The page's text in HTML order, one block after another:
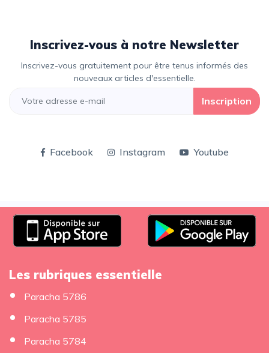
Inscrivez-vous à notre Newsletter
Inscrivez-vous gratuitement pour être tenus informés des
nouveaux articles d'essentielle.
Inscription
Facebook Instagram Youtube
Les rubriques essentielle
Paracha 5786
Paracha 5785
Paracha 5784